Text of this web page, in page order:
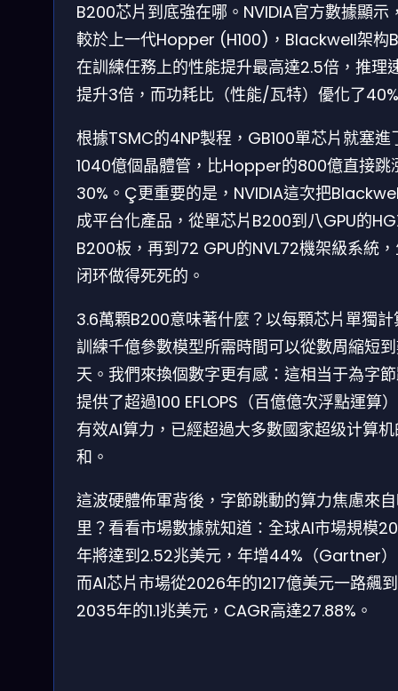
B200芯片到底強在哪。NVIDIA官方數據顯示
較於上一代Hopper (H100)，Blackwell架构
在訓練任務上的性能提升最高達2.5倍，推理
提升3倍，而功耗比（性能/瓦特）優化了
根據TSMC的4NP製程，GB100單芯片就塞進
1040億個晶體管，比Hopper的800億直接跳
30%。Ç更重要的是，NVIDIA這次把
成平台化產品，從單芯片B200到八GPU的
B200板，再到72 GPU的NVL72機架級系統
闭环做得死死的。
3.6萬顆B200意味著什麼？以每顆芯片單獨計
訓練千億參數模型所需時間可以從數周縮短
天。我們來換個數字更有感：這相当于為字
提供了超過100 EFLOPS（百億億次浮點運算
有效AI算力，已經超過大多數國家超级计算
和。
這波硬體佈軍背後，字節跳動的算力焦慮來
里？看看市場數據就知道：全球AI市場規模
年將達到2.52兆美元，年增44%（Gartner
而AI芯片市場從2026年的1217億美元一路飆到
2035年的1.1兆美元，CAGR高達27.88%。